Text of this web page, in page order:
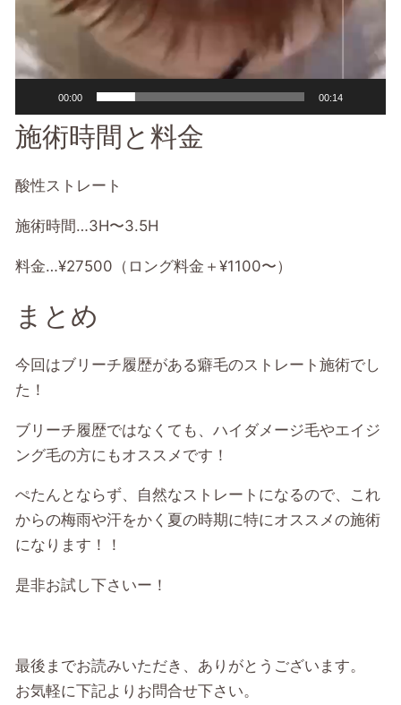
00:00 00:14
施術時間と料金
酸性ストレート
施術時間…3H〜3.5H
料金…¥27500（ロング料金＋¥1100〜）
まとめ
今回はブリーチ履歴がある癖毛のストレート施術でし
た！
ブリーチ履歴ではなくても、ハイダメージ毛やエイジ
ング毛の方にもオススメです！
ぺたんとならず、自然なストレートになるので、これ
からの梅雨や汗をかく夏の時期に特にオススメの施術
になります！！
是非お試し下さいー！
最後までお読みいただき、ありがとうございます。
お気軽に下記よりお問合せ下さい。